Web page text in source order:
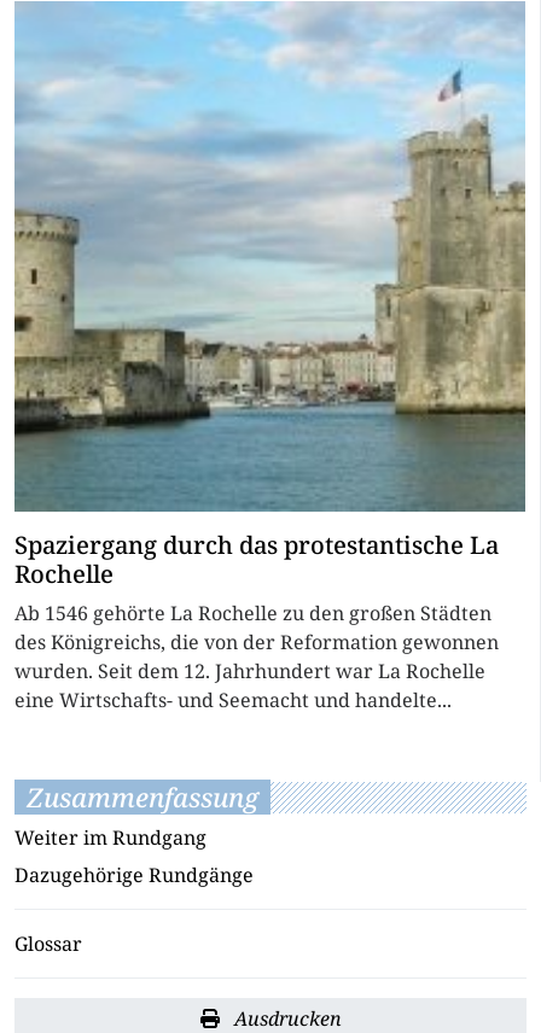
Spaziergang durch das protestantische La
Rochelle
Ab 1546 gehörte La Rochelle zu den großen Städten
des Königreichs, die von der Reformation gewonnen
wurden. Seit dem 12. Jahrhundert war La Rochelle
eine Wirtschafts- und Seemacht und handelte...
Zusammenfassung
Weiter im Rundgang
Dazugehörige Rundgänge
Glossar
Ausdrucken